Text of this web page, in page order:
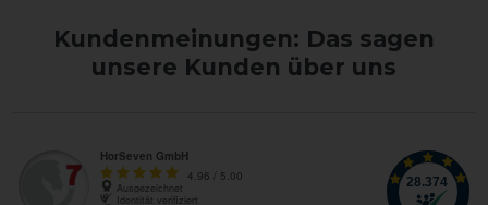
Kundenmeinungen: Das sagen
unsere Kunden über uns